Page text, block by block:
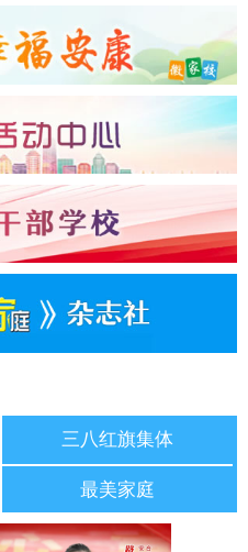
三八红旗集体
最美家庭